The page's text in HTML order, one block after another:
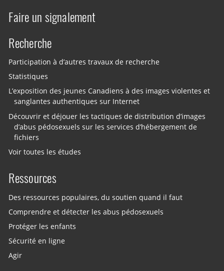
Faire un signalement
Recherche
Participation à d’autres travaux de recherche
Statistiques
L’exposition des jeunes Canadiens à des images violentes et
sanglantes authentiques sur Internet
Découvrir et déjouer les tactiques de distribution d’images
d’abus pédosexuels sur les services d’hébergement de
fichiers
Voir toutes les études
Ressources
Des ressources populaires, du soutien quand il faut
Comprendre et détecter les abus pédosexuels
Protéger les enfants
Sécurité en ligne
Agir